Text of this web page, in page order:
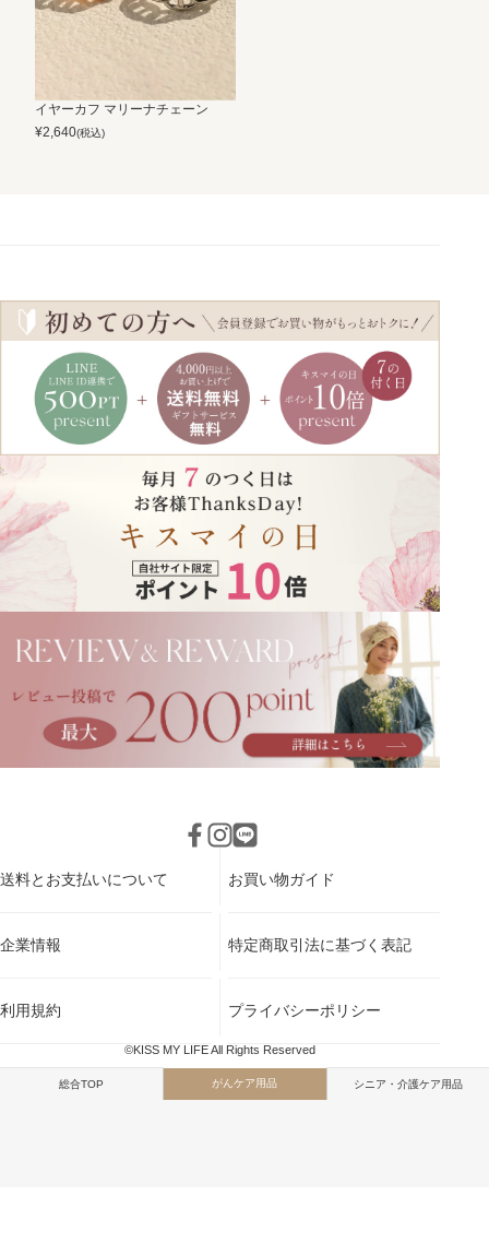
イヤーカフ マリーナチェーン
¥2,640(税込)
©KISS MY LIFE All Rights Reserved
送料とお支払いについて お買い物ガイド
企業情報 特定商取引法に基づく表記
利用規約 プライバシーポリシー
総合TOP がんケア用品 シニア・介護ケア用品